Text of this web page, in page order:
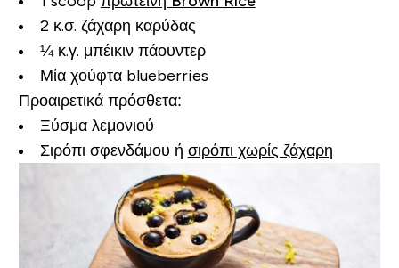
2 κ.σ. ζάχαρη καρύδας
¼ κ.γ. μπέικιν πάουντερ
Μία χούφτα blueberries
Προαιρετικά πρόσθετα:
Ξύσμα λεμονιού
Σιρόπι σφενδάμου ή σιρόπι χωρίς ζάχαρη